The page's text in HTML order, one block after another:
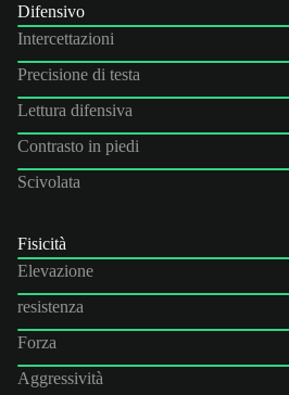
Difensivo
Intercettazioni
Precisione di testa
Lettura difensiva
Contrasto in piedi
Scivolata
Fisicità
Elevazione
resistenza
Forza
Aggressività